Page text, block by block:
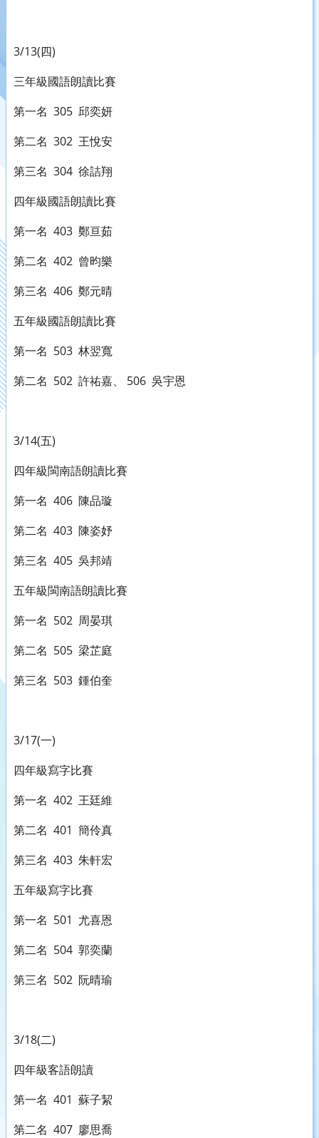
3/13(四)
三年級國語朗讀比賽
第一名 305 邱奕妍
第二名 302 王悅安
第三名 304 徐詰翔
四年級國語朗讀比賽
第一名 403 鄭亘茹
第二名 402 曾昀樂
第三名 406 鄭元晴
五年級國語朗讀比賽
第一名 503 林翌寬
第二名 502 許祐嘉、 506 吳宇恩
3/14(五)
四年級閩南語朗讀比賽
第一名 406 陳品璇
第二名 403 陳姿妤
第三名 405 吳邦靖
五年級閩南語朗讀比賽
第一名 502 周晏琪
第二名 505 梁芷庭
第三名 503 鍾伯奎
3/17(一)
四年級寫字比賽
第一名 402 王廷維
第二名 401 簡伶真
第三名 403 朱軒宏
五年級寫字比賽
第一名 501 尤喜恩
第二名 504 郭奕蘭
第三名 502 阮晴瑜
3/18(二)
四年級客語朗讀
第一名 401 蘇子絜
第二名 407 廖思喬